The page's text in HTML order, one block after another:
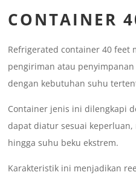
CONTAINER
Refrigerated container 40 feet
pengiriman atau
dengan kebutuhan suhu
Container jenis ini dilengkapi
dapat diatur sesuai
hingga suhu beku ekstrem.
Karakteristik ini menjadikan